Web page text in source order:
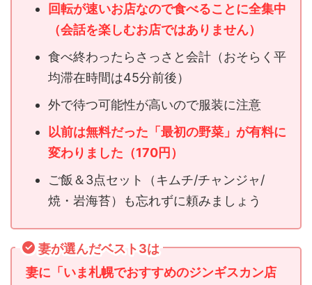
回転が速いお店なので食べることに全集中
（会話を楽しむお店ではありません）
食べ終わったらさっさと会計（おそらく平
均滞在時間は45分前後）
外で待つ可能性が高いので服装に注意
以前は無料だった「最初の野菜」が有料に
変わりました（170円）
ご飯＆3点セット（キムチ/チャンジャ/
焼・岩海苔）も忘れずに頼みましょう
妻が選んだベスト3は
妻に「いま札幌でおすすめのジンギスカン店